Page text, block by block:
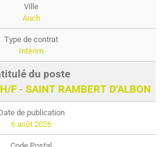
Auch
Intérim
F - SAINT RAMBERT D'ALBON
6 août 2026